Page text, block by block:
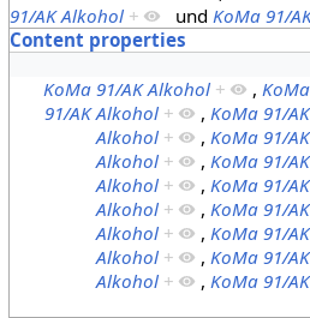
91/AK Alkohol + und KoMa 91/
Content properties
KoMa 91/AK Alkohol + ,
91/AK Alkohol + , KoMa 91/
Alkohol + , KoMa 91/
Alkohol + , KoMa 91/
Alkohol + , KoMa 91/
Alkohol + , KoMa 91/
Alkohol + , KoMa 91/
Alkohol + , KoMa 91/
Alkohol + , KoMa 91/